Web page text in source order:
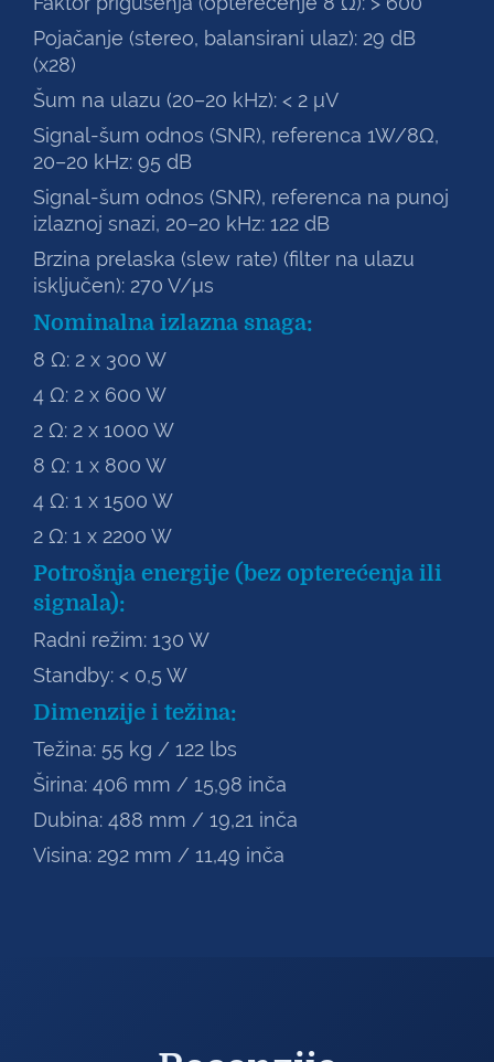
Pojačanje (stereo, balansirani ulaz): 29 dB
(x28)
Šum na ulazu (20–20 kHz): < 2 μV
Signal-šum odnos (SNR), referenca 1W/8Ω,
20–20 kHz: 95 dB
Signal-šum odnos (SNR), referenca na punoj
izlaznoj snazi, 20–20 kHz: 122 dB
Brzina prelaska (slew rate) (filter na ulazu
isključen): 270 V/μs
Nominalna izlazna snaga:
8 Ω: 2 x 300 W
4 Ω: 2 x 600 W
2 Ω: 2 x 1000 W
8 Ω: 1 x 800 W
4 Ω: 1 x 1500 W
2 Ω: 1 x 2200 W
Potrošnja energije (bez opterećenja ili
signala):
Radni režim: 130 W
Standby: < 0,5 W
Dimenzije i težina:
Težina: 55 kg / 122 lbs
Širina: 406 mm / 15,98 inča
Dubina: 488 mm / 19,21 inča
Visina: 292 mm / 11,49 inča